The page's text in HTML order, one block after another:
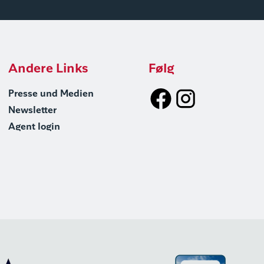
Andere Links
Presse und Medien
Newsletter
Agent login
Følg